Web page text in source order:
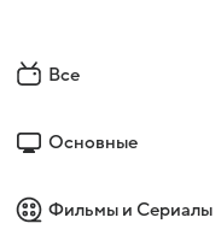
Все
Основные
Фильмы и Сериалы